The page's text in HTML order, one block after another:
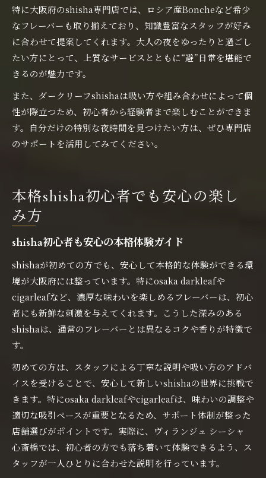
特に大阪府のshisha専門店では、ロシア産Boncheなど希少
なフレーバーも取り揃えており、知識豊富なスタッフが好み
に合わせて提案してくれます。大人の夜をゆったりと過ごし
たい方にとって、上質なサービスとともに“避”日常を堪能で
きるのが魅力です。
また、ダークリーフshishaは吸い方や組み合わせによって個
性が際立つため、初心者から経験者まで楽しむことができま
す。自分だけの特別な夜時間を見つけたい方は、ぜひ専門店
のサポートを活用してみてください。
本格shisha初心者でも安心の楽し
み方
shisha初心者も安心の本格体験ガイド
shishaが初めての方でも、安心して本格的な体験ができる環
境が大阪府には整っています。特にosaka darkleafや
cigarleafなど、濃厚な味わいを楽しめるフレーバーは、初心
者にも新鮮な刺激を与えてくれます。こうした深みのある
shishaは、通常のフレーバーとは異なるコクや香りが特徴で
す。
初めての方は、スタッフによる丁寧な説明や吸い方のアドバ
イスを受けることで、安心して新しいshishaの世界に挑戦で
きます。特にosaka darkleafやcigarleafは、味わいの調整や
適切な吸引ペースが重要となるため、サポート体制が整った
店舗選びがポイントです。実際に、ヴィランジュ シーシャ
心斎橋では、初心者の方でも落ち着いて体験できるよう、ス
タッフが一人ひとりに合わせた説明を行っています。